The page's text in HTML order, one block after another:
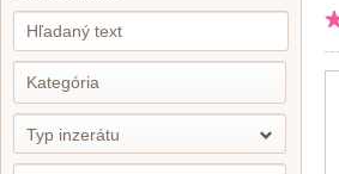
Typ inzerátu